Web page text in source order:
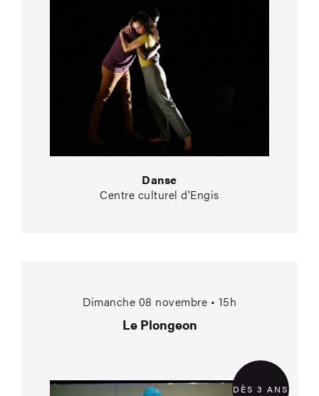
Danse
Centre culturel d'Engis
Dimanche 08 novembre • 15h
Le Plongeon
DÈS 3 ANS